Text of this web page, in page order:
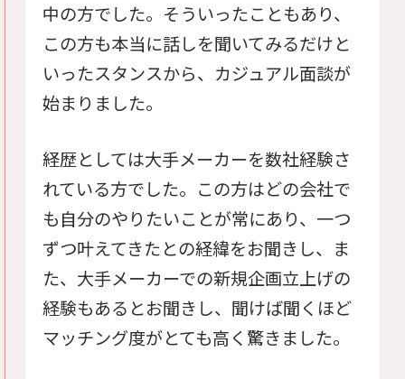
中の方でした。そういったこともあり、
この方も本当に話しを聞いてみるだけと
いったスタンスから、カジュアル面談が
始まりました。
経歴としては大手メーカーを数社経験さ
れている方でした。この方はどの会社で
も自分のやりたいことが常にあり、一つ
ずつ叶えてきたとの経緯をお聞きし、ま
た、大手メーカーでの新規企画立上げの
経験もあるとお聞きし、聞けば聞くほど
マッチング度がとても高く驚きました。